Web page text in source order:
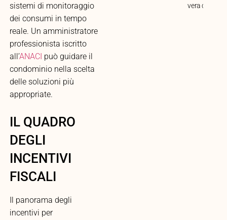
sistemi di monitoraggio
dei consumi in tempo
reale. Un amministratore
professionista iscritto
all’ANACI può guidare il
condominio nella scelta
delle soluzioni più
appropriate.
IL QUADRO
DEGLI
INCENTIVI
FISCALI
Il panorama degli
incentivi per
vera